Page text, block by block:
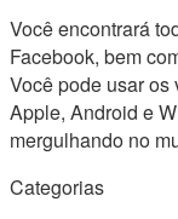
Você encontrará
Facebook, bem
Você pode usar
Apple, Android e
mergulhando no
Categorias